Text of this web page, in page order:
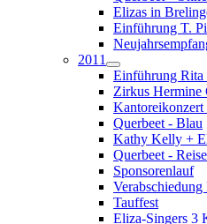
Elizas in
Einführung T.
2011
Einführung Rita
Zirkus Hermine
Kantoreikonzert
Querbeet - Blau
Kathy Kelly +
Querbeet -
Sponsorenlauf
Verabschiedung
Tauffest
Eliza-Singers 3